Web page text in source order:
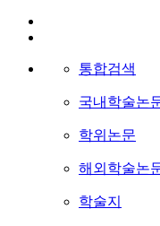
통합검색
국내학술논
학위논문
해외학술논
학술지